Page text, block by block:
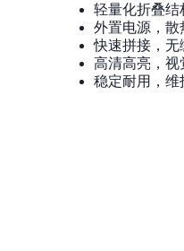
轻量化折叠结
外置电源，散
快速拼接，无
高清高亮，视
稳定耐用，维